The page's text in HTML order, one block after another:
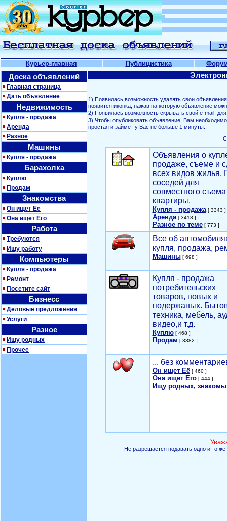
Курьер-главная Публицистика
Доска объявлений
Главная страница
Дать объявление
Недвижимость
Купля - продажа
Аренда
Разное
Машины
Купля - продажа
Барахолка
Куплю
Продам
Знакомства
Он ищет Ее
Она ищет Его
Работа
Требуются
Ищу работу
Компьютеры
Купля - продажа
Ремонт
Посетите сайт
Бизнесс
Деловые предложения
Услуги
Разное
Ищу родных
Прочее
1) Появилась возможность удалять свои
появится иконка, нажав на которую объявление
2) Появилась возможность скрывать свой е-mail,
3) Чтобы опубликовать объявление, Вам
простая и займет у Вас не больше 1 минуты.
Объявления о
продаже, съеме и
всех видов жилья.
соседей для
совместного съема
квартиры.
Купля - продажа[ 3343 ]
Аренда[ 3413 ]
Разное по теме[ 773 ]
Все об
купля, продажа,
Машины[ 698 ]
Купля - продажа
потребительских
товаров, новых и
подержаных.
техника, мебель,
видео,и т.д.
Куплю[ 468 ]
Продам [ 3382 ]
... без
Он ищет Её[ 460 ]
Она ищет Его[ 444 ]
Ищу родных,
Не разрешается подавать одно и то